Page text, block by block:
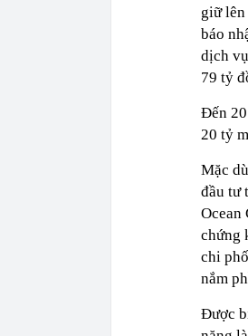
giữ lên
báo
dịch
79 tỷ
Đến
20 tỷ
Mặc
đầu tư
Ocean
chứng
chi
nắm
Được